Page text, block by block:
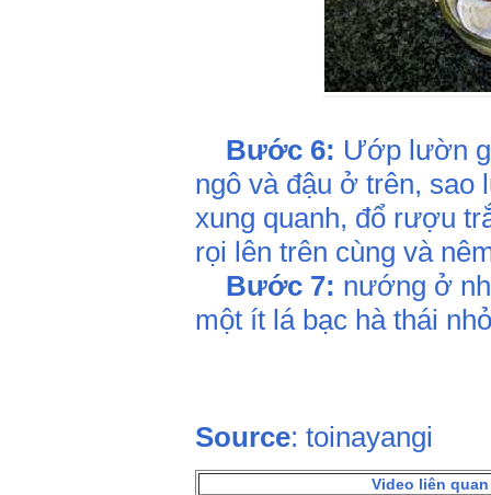
Bước 6: Ướp lườn
ngô và đậu ở trên, sao
xung quanh, đổ rượu
rọi lên trên cùng và
Bước 7: nướng ở
một ít lá bạc hà thái
Source: toinayangi
Video liên